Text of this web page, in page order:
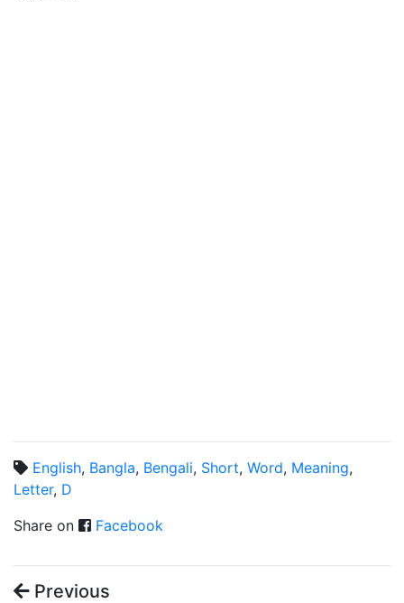
English, Bangla, Bengali, Short, Word, Meaning,
Letter, D
Share on
Facebook
Previous